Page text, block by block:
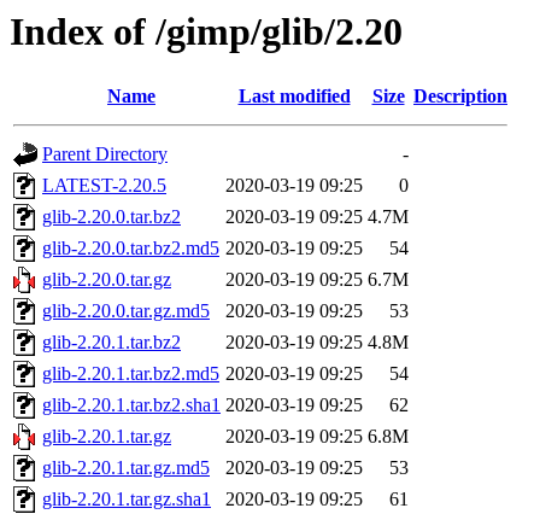
Index of /gimp/glib/2.20
Name Last modified Size Description
Parent Directory
-
LATEST-2.20.5
2020-03-19 09:25
0
glib-2.20.0.tar.bz2
2020-03-19 09:25 4.7M
glib-2.20.0.tar.bz2.md5 2020-03-19 09:25
54
glib-2.20.0.tar.gz
2020-03-19 09:25 6.7M
glib-2.20.0.tar.gz.md5
2020-03-19 09:25
53
glib-2.20.1.tar.bz2
2020-03-19 09:25 4.8M
glib-2.20.1.tar.bz2.md5 2020-03-19 09:25
54
glib-2.20.1.tar.bz2.sha1 2020-03-19 09:25
62
glib-2.20.1.tar.gz
2020-03-19 09:25 6.8M
glib-2.20.1.tar.gz.md5
2020-03-19 09:25
53
glib-2.20.1.tar.gz.sha1
2020-03-19 09:25
61